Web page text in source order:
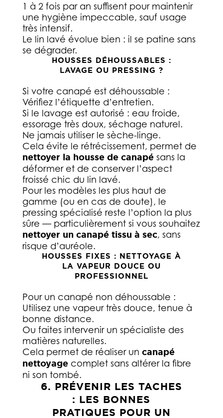
1 à 2 fois par an suffisent pour maintenir
une hygiène impeccable, sauf usage
très intensif.
Le lin lavé évolue bien : il se patine sans
se dégrader.
HOUSSES DÉHOUSSABLES :
LAVAGE OU PRESSING ?
Si votre canapé est déhoussable :
Vérifiez l’étiquette d’entretien.
Si le lavage est autorisé : eau froide,
essorage très doux, séchage naturel.
Ne jamais utiliser le sèche-linge.
Cela évite le rétrécissement, permet de
nettoyer la housse de canapésans la
déformer et de conserver l’aspect
froissé chic du lin lavé.
Pour les modèles les plus haut de
gamme (ou en cas de doute), le
pressing spécialisé reste l’option la plus
sûre — particulièrement si vous souhaitez
nettoyer un canapé tissu à sec, sans
risque d’auréole.
HOUSSES FIXES : NETTOYAGE À
LA VAPEUR DOUCE OU
PROFESSIONNEL
Pour un canapé non déhoussable :
Utilisez une vapeur très douce, tenue à
bonne distance.
Ou faites intervenir un spécialiste des
matières naturelles.
Cela permet de réaliser un canapé
nettoyagecomplet sans altérer la fibre
ni son tombé.
6. PRÉVENIR LES TACHES
: LES BONNES
PRATIQUES POUR UN